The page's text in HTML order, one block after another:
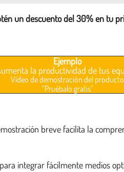
un descuento del 30% en tu
Ejemplo
la productividad de tus
Vídeo de demostración del producto
“Pruébalo gratis”
breve facilita la
integrar fácilmente medios